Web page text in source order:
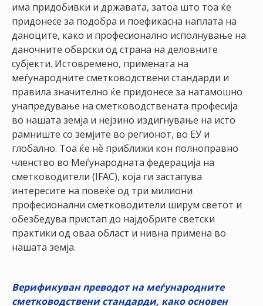
има придобивки и државата, затоа што тоа ќе
придонесе за подобра и поефикасна наплата на
даноците, како и професионално исполнување на
даночните обврски од страна на деловните
субјекти. Истовремено, примената на
меѓународните сметководствени стандарди и
правила значително ќе придонесе за натамошно
унапредување на сметководствената професија
во нашата земја и нејзино издигнување на исто
рамниште со земјите во регионот, во ЕУ и
глобално. Тоа ќе нѐ приближи кон полноправно
членство во Меѓународната федерација на
сметководители (IFAC), која ги застапува
интересите на повеќе од три милиони
професионални сметководители ширум светот и
обезбедува пристап до најдобрите светски
практики од оваа област и нивна примена во
нашата земја.
Верификуван преводот на меѓународните
сметководствени стандарди, како основен